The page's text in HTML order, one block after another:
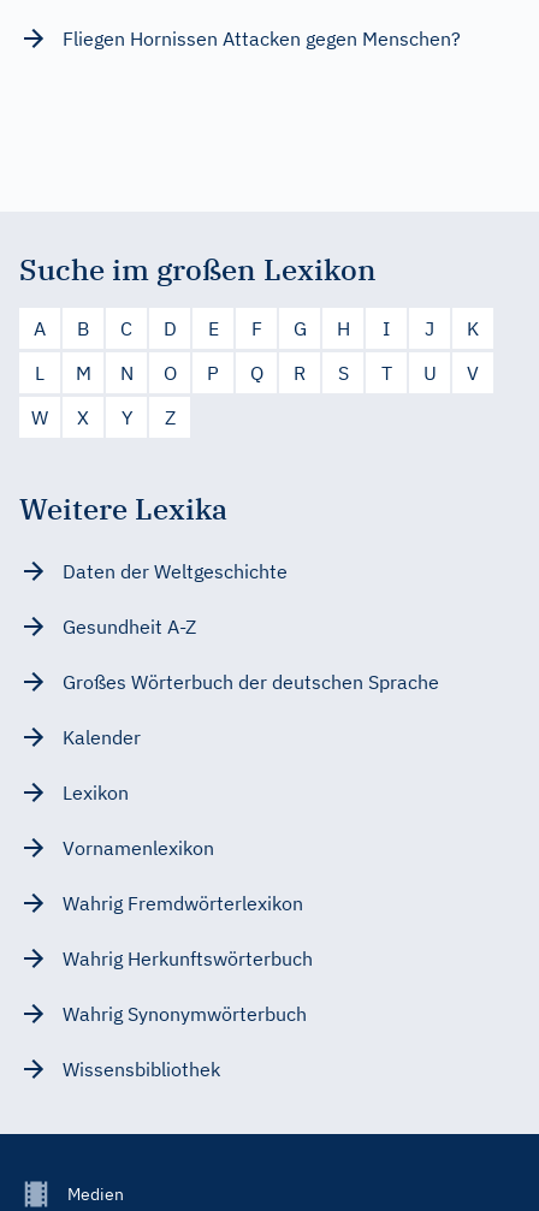
Fliegen Hornissen Attacken gegen Menschen?
Suche im großen Lexikon
A B C D E F G H I J
K
L
M N O P Q R S T U
V
W
X Y Z
Weitere Lexika
Daten der Weltgeschichte
Gesundheit A-Z
Großes Wörterbuch der deutschen Sprache
Kalender
Lexikon
Vornamenlexikon
Wahrig Fremdwörterlexikon
Wahrig Herkunftswörterbuch
Wahrig Synonymwörterbuch
Wissensbibliothek
FooterMedien